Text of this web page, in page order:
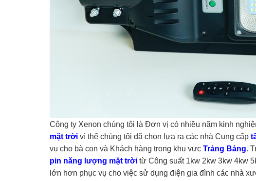
Công ty Xenon chúng tôi là Đơn vị có nhiều năm kinh
mặt trời vì thế chúng tôi đã chọn lựa ra các nhà Cung cấp
vụ cho bà con và Khách hàng trong khu vực Trảng Bảng.
pin năng lượng mặt trời từ Công suất 1kw 2kw 3kw 4kw
lớn hơn phục vụ cho việc sử dụng điện gia đình các nhà